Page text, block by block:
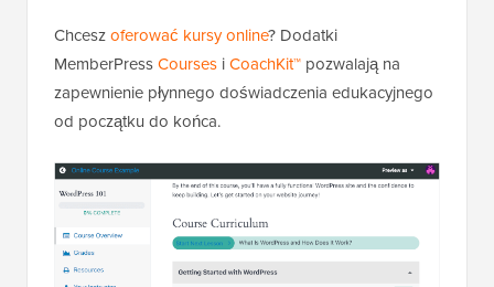
Chceszoferować kursy online? Dodatki
MemberPressCourses iCoachKit™ pozwalają na
zapewnienie płynnego doświadczenia edukacyjnego
od początku do końca.